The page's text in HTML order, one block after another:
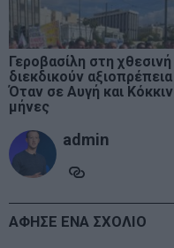
Γεροβασίλη στη
διεκδικούν
Όταν σε Αυγή και
μήνες
admin
ΑΦΗΣΕ ΕΝΑ ΣΧΟΛΙΟ